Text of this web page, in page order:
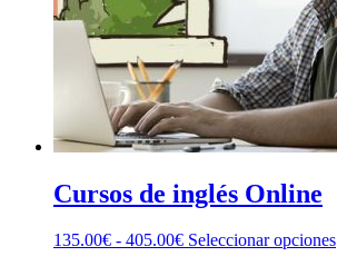
Cursos de inglés Online
135.00€ - 405.00€ Seleccionar opciones